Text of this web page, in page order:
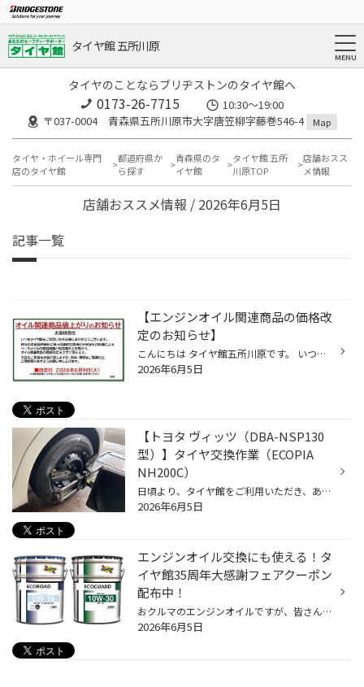
タイヤ館 五所川原
タイヤのことならブリヂストンのタイヤ館へ
0173-26-7715
10:30～19:00
〒037-0004 青森県五所川原市大字唐笠柳字藤巻546-4
Map
タイヤ・ホイール専門
店のタイヤ館
都道府県か
ら探す
青森県のタ
イヤ館
タイヤ館 五所
川原TOP
店舗おスス
メ情報
店舗おススメ情報 / 2026年6月5日
記事一覧
【エンジンオイル関連商品の価格改
定のお知らせ】
こんにちは タイヤ館五所川原です。 いつもご覧頂きありがとうございます。 ２０２６年６月９日（火）より 改定価格でのご案内となります。 つきましてはメンテナンスパックの 価格も改定となります。 ご不便、ご迷惑をおかけいたしますが、 ご理解賜りますようお願い申し上げます。
2026年6月5日
【トヨタ ヴィッツ（DBA-NSP130
型）】タイヤ交換作業（ECOPIA
NH200C）
日頃より、タイヤ館をご利用いただき、ありがとうございます。 さて、当店と同じチェーン店の近隣タイヤ館店舗で作業いたしましたタイヤ交換をご紹介します。 （WEB掲載をご快諾いただきましたお客様！大変感謝しております。 いつもご愛顧いただき誠にありがとうございます！！） おクルマ：トヨタ...
2026年6月5日
エンジンオイル交換にも使える！タ
イヤ館35周年大感謝フェアクーポン
配布中！
おクルマのエンジンオイルですが、皆さん定期的に交換していらっしゃいますか？ 現在、コクピット・タイヤ館では6/21(日)まで、タイヤ館35周年の大感謝キャンペーンを開催中です。 期間中にエンジンオイルなどのメンテナンス商品が10％OFFになるクーポンやウォッシャー液の 無料補充チケットなど、...
2026年6月5日